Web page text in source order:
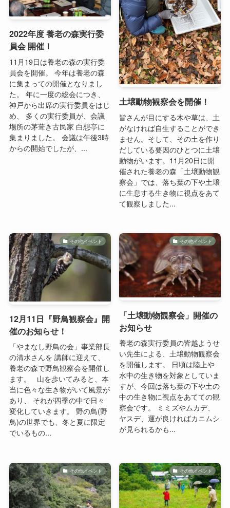
2022年度 養老の森実行委
員会 開催！
11月19日は養老の森の実行委
員会を開催。 今年は養老の森
に集まっての開催となりまし
た。 年に一度の総会につき、
神戸から出席の実行委員をはじ
め、 多くの実行委員が、会議
場所の茅葺き古民家 白想亭に
集まりました。 会議は午後3時
からの開始でしたが、...
土壌動物観察会を開催！
皆さんが目にする木や草は、土
がなければ自生することができ
ません。そして、その土を作り
だしている要因のひとつに土壌
動物がいます。11月20日に開
催された養老の森「土壌動物観
察会」では、落ち葉の下や土壌
に生息する生き物に視点をあて
て観察しました...
その他イベント
12月11日『野鳥観察会』開
催のお知らせ！
「やまなし野鳥の会」事業部長
の清水さんを 講師に迎えて、
養老の森で野鳥観察会を開催し
ます。 山を歩いてみると、本
当に色々な生き物がいて風景が
あり、 それが四季の中で日々
変化していきます。 野の鳥(野
鳥)の世界でも、冬と夏に限定
でいるもの...
その他イベント
「土壌動物観察会」開催の
お知らせ
養老の森実行委員の皆越ようせ
い先生による、土壌動物観察会
を開催します。 日頃は陸上や
水中の生き物を対象としていま
すが、今回は落ち葉の下や土の
中の生き物に視点をあてての観
察会です。 ミミズやムカデ、
ヤスデ、運が良ければカニムシ
が見られるかも...
その他イベント その他イベント